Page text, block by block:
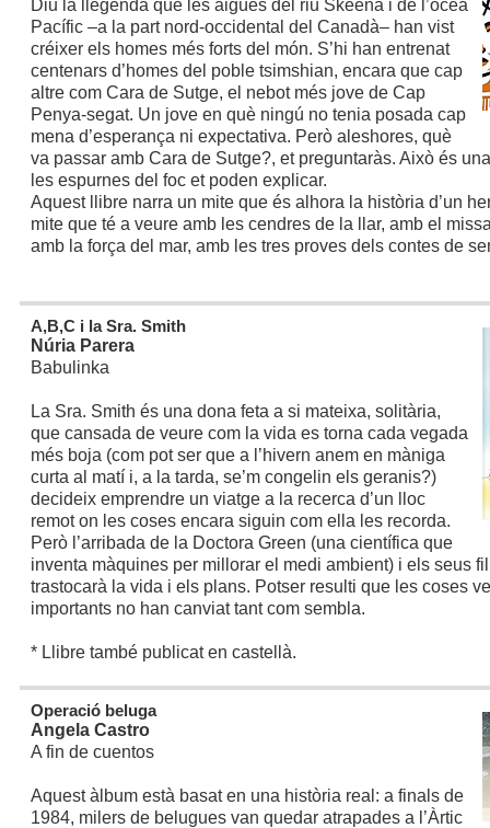
Diu la llegenda que les aigües del riu Skeena i de l’oceà
Pacífic –a la part nord-occidental del Canadà– han vist
créixer els homes més forts del món. S’hi han entrenat
centenars d’homes del poble tsimshian, encara que cap
altre com Cara de Sutge, el nebot més jove de Cap
Penya-segat. Un jove en què ningú no tenia posada cap
mena d’esperança ni expectativa. Però aleshores, què
va passar amb Cara de Sutge?, et preguntaràs. Això és
les espurnes del foc et poden explicar.
Aquest llibre narra un mite que és alhora la història d’un
mite que té a veure amb les cendres de la llar, amb el
amb la força del mar, amb les tres proves dels contes de
A,B,C i la Sra. Smith
Núria Parera
Babulinka
La Sra. Smith és una dona feta a si mateixa, solitària,
que cansada de veure com la vida es torna cada vegada
més boja (com pot ser que a l’hivern anem en màniga
curta al matí i, a la tarda, se’m congelin els geranis?)
decideix emprendre un viatge a la recerca d’un lloc
remot on les coses encara siguin com ella les recorda.
Però l’arribada de la Doctora Green (una científica que
inventa màquines per millorar el medi ambient) i els seus
trastocarà la vida i els plans. Potser resulti que les coses
importants no han canviat tant com sembla.
* Llibre també publicat en castellà.
Operació beluga
Angela Castro
A fin de cuentos
Aquest àlbum està basat en una història real: a finals de
1984, milers de belugues van quedar atrapades a l’Àrtic